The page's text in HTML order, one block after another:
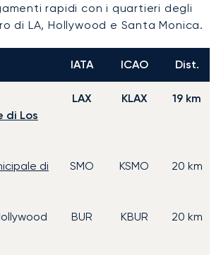
rapidi con i quartieri degli
di LA, Hollywood e Santa Monica.
IATA ICAO Dist.
di Los
LAX KLAX 19 km
di
SMO KSMO 20 km
BUR KBUR 20 km